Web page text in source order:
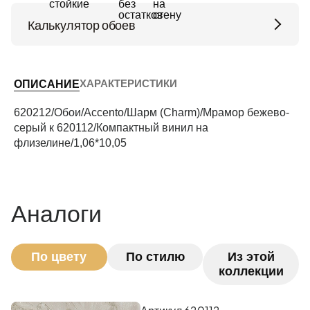
Калькулятор обоев
Периметр комнаты (м)
ОПИСАНИЕХАРАКТЕРИСТИКИ
620212/Обои/Accento/Шарм (Charm)/Мрамор бежево-
серый к 620112/Компактный винил на
флизелине/1,06*10,05
Аналоги
По цвету По стилю
Из этой
коллекции